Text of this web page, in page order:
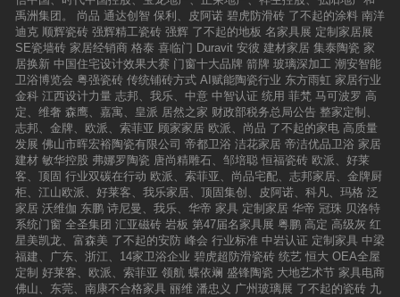
禹洲集团。
尚品 通达创智 保利、皮阿诺 碧虎防滑砖 了不起的涂料 南洋
迪克 顺辉瓷砖 强辉精工瓷砖 强辉 了不起的地板 名家具展 定制家居展
SE瓷墙砖 家居经销商 格泰 喜临门 Duravit 安彼 建材家居 集泰陶瓷 家
居换新 中国住宅设计效果大赛 门窗十大品牌 箭牌 玻璃深加工 潮安智能
卫浴博览会 粤强瓷砖 传统铺砖方式 AI赋能陶瓷行业 东方雨虹 家居行业
金科 江西设计力量 志邦、我乐、中意 中智认证 统用 菲梵 马可波罗 高
定、维奢 森鹰、嘉寓、皇派 居然之家 财政部税务总局公告 整家定制、
志邦、金牌、欧派、索菲亚 顾家家居 欧派、尚品 了不起的家电 高质量
发展 佛山市晖宏裕陶瓷有限公司 帝都卫浴 洁花家居 帝洁优品卫浴 家居
建材 敏华控股 弗娜罗陶瓷 唐尚精雕石、邹培聪 恒福瓷砖 欧派、好莱
客、顶固 行业双碳在行动 欧派、索菲亚、尚品宅配、志邦家居、金牌厨
柜、江山欧派、好莱客、我乐家居、顶固集创、皮阿诺、科凡、玛格 泛
家居 沃维伽 东鹏 诗尼曼、我乐、华帝 家具 定制家居 华帝 冠珠 贝洛特
系统门窗 全圣集团 汇亚磁砖 岩板 第47届名家具展 粤鹏 高定 高级灰 红
星美凯龙、富森美 了不起的安防 峰会 行业标准 中岩认证 定制家具 中梁
福建、广东、浙江、14家卫浴企业 碧虎超防滑瓷砖 统艺 恒大 OEA全屋
定制 好莱客、欧派、索菲亚 领航 蝶依斓 盛锋陶瓷 大地艺术节 家具电商
佛山、东莞、南康不合格家具 丽维 潘忠义 广州玻璃展 了不起的瓷砖 九